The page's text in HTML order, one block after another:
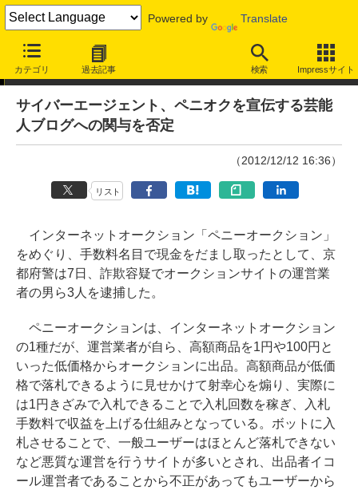
Powered by Translate
カテゴリ 過去記事 検索 Impressサイト
ニュース
サイバーエージェント、ペニオクを宣伝する芸能
人ブログへの関与を否定
（2012/12/12 16:36）
リスト
インターネットオークション「ペニーオークション」
をめぐり、手数料名目で現金をだまし取ったとして、京
都府警は7日、詐欺容疑でオークションサイトの運営業
者の男ら3人を逮捕した。
ペニーオークションは、インターネットオークション
の1種だが、運営業者が自ら、高額商品を1円や100円と
いった低価格からオークションに出品。高額商品が低価
格で落札できるように見せかけて射幸心を煽り、実際に
は1円きざみで入札できることで入札回数を稼ぎ、入札
手数料で収益を上げる仕組みとなっている。ボットに入
札させることで、一般ユーザーはほとんど落札できない
など悪質な運営を行うサイトが多いとされ、出品者イコ
ール運営者であることから不正があってもユーザーから